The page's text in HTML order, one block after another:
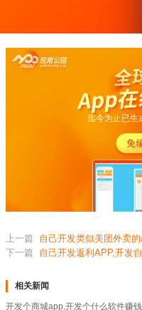
迄今为止已生
上一篇
自己开发类似美团外卖
下一篇
自己开发返利APP,开发
相关新闻
开发个商城app,开发个什么软件赚钱